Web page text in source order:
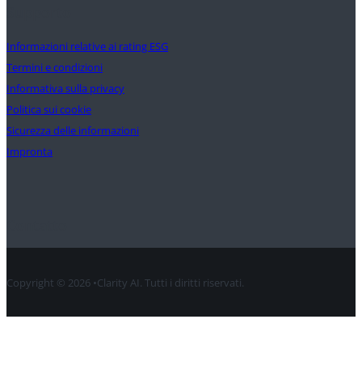
Informazioni relative ai rating ESG
Termini e condizioni
Informativa sulla privacy
Politica sui cookie
Sicurezza delle informazioni
Impronta
Copyright © 2026 •Clarity AI. Tutti i diritti riservati.